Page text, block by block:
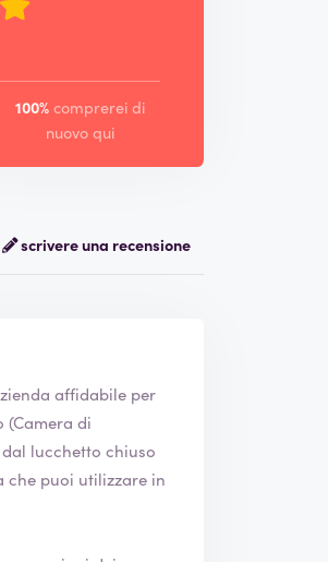
100% comprerei di
nuovo qui
scrivere una recensione
affidabile per